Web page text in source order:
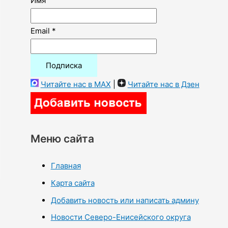
Email *
Читайте нас в MAX Читайте нас в Дзен
Меню сайта
Главная
Карта сайта
Добавить новость или написать админу
Новости Северо-Енисейского округа